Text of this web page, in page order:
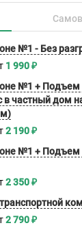
№1 - Без
1 990₽
№1 + Подъем
в частный дом
м)
2 190₽
№1 + Подъем
2 350₽
2 790₽